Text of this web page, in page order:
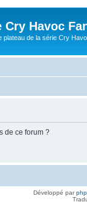
Cry Havoc
plateau de la série Cry
de ce forum ?
Développé par